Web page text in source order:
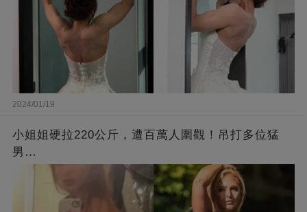
2024/01/19
小姐姐硬拉220公斤，遭百萬人圍觀！吊打多位猛
男…